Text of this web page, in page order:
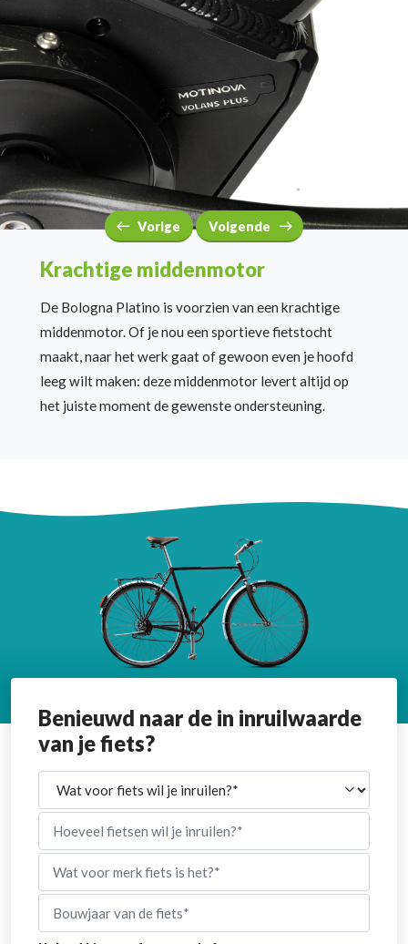
Vorige Volgende
Krachtige middenmotor
De Bologna Platino is voorzien van een krachtige
middenmotor.Of je nou een sportieve fietstocht
maakt,naar het werk gaatofgewoon even je hoofd
leeg wilt maken: dezemiddenmotor levert altijd op
het juiste moment degewensteondersteuning.
Altijd zichtbaar
Veiligheid voorop! MetdeForzaDaytimeRunning
Lightben je in elke situatiezichtbaar.Dat is veilig
voor jouén voor anderen.
Moderne uitstraling
De Bologna Grafitheefteen moderne uitstraling
dankzijde geïntegreerde accuen bijzondere
grijsblauwe kleur.
Benieuwd naar de in inruilwaarde
van je fiets?
Wat
voor
soort
fiets
wil
inruilen?
(Vereist)
Hoeveel
fietsen
wil
je
inruilen?
(Vereist)
Wat
voor
merk
fiets
het?
Bouwjaar
van
fiets